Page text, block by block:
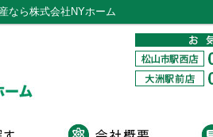
なら株式会社NYホーム